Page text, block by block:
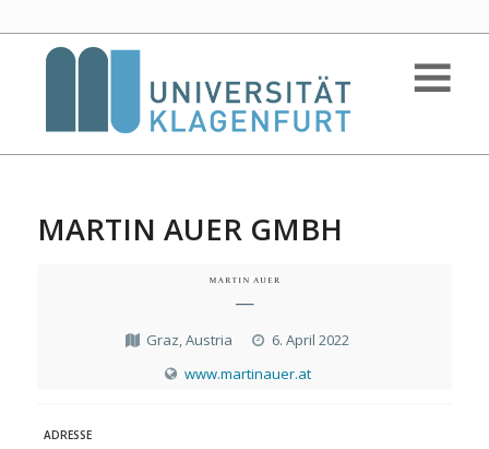
MARTIN AUER GMBH
—
Graz, Austria
6. April 2022
www.martinauer.at
ADRESSE